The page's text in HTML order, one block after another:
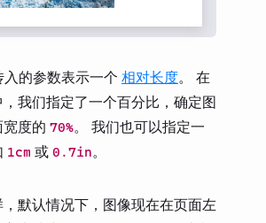
入的参数表示一个 相对长度。 在
我们指定了一个百分比，确定图
度的 70%。 我们也可以指定一
1cm 或 0.7in。
默认情况下，图像现在在页面左